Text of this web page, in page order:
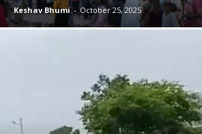
Keshav Bhumi - October 25, 2025